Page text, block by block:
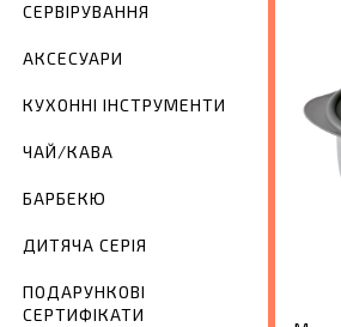
СЕРВІРУВАННЯ
АКСЕСУАРИ
КУХОННІ ІНСТРУМЕНТИ
ЧАЙ/КАВА
БАРБЕКЮ
ДИТЯЧА СЕРІЯ
ПОДАРУНКОВІ
СЕРТИФІКАТИ